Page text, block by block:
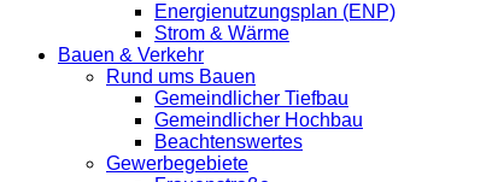
Energienutzungsplan (ENP)
Strom & Wärme
Bauen & Verkehr
Rund ums Bauen
Gemeindlicher Tiefbau
Gemeindlicher Hochbau
Beachtenswertes
Gewerbegebiete